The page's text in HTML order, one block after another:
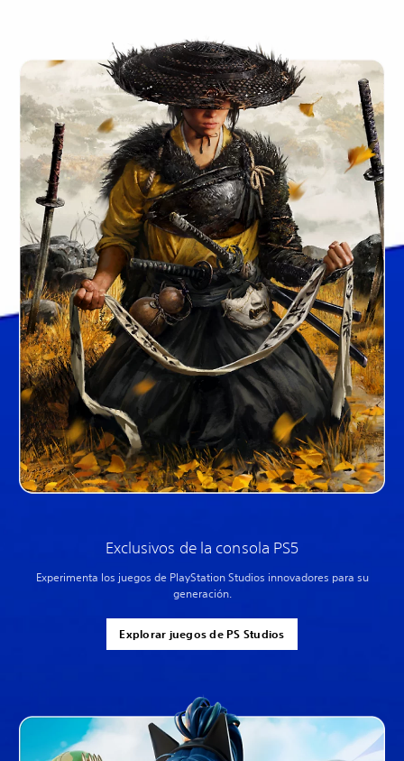
Exclusivos de la consola PS5
Experimenta los juegos de PlayStation Studios innovadores para su
generación.
Explorar juegos de PS Studios